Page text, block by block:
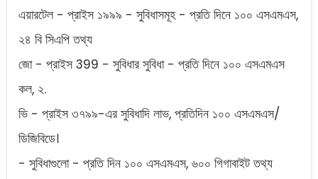
এয়ারটেল - প্রাইস ১৯৯৯ - সুবিধাসমূহ - প্রতি দিনে ১০০ এসএমএস,
২৪ বি সিএপি তথ্য
জো - প্রাইস 399 - সুবিধার সুবিধা - প্রতি দিনে ১০০ এসএমএস
কল, ২.
ভি - প্রাইস ৩৭৯৯-এর সুবিধাদি লাভ, প্রতিদিন ১০০ এসএমএস/
ডিজিবিডে।
- সুবিধাগুলো - প্রতি দিন ১০০ এসএমএস, ৬০০ গিগাবাইট তথ্য